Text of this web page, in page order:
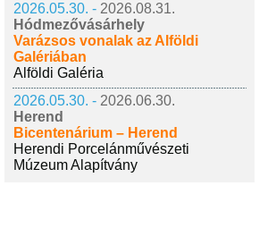
2026.05.30. - 2026.08.31.
Hódmezővásárhely
Varázsos vonalak az Alföldi
Galériában
Alföldi Galéria
2026.05.30. - 2026.06.30.
Herend
Bicentenárium – Herend
Herendi Porcelánművészeti
Múzeum Alapítvány